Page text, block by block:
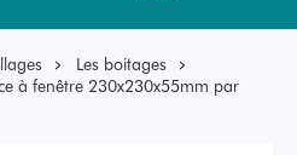
Les boitages
à fenêtre 230x230x55mm par